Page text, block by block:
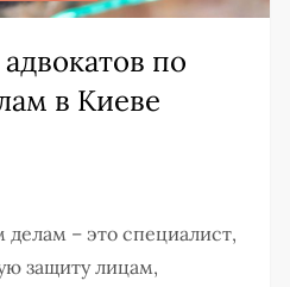
по
в Киеве
делам – это специалист,
защиту лицам,